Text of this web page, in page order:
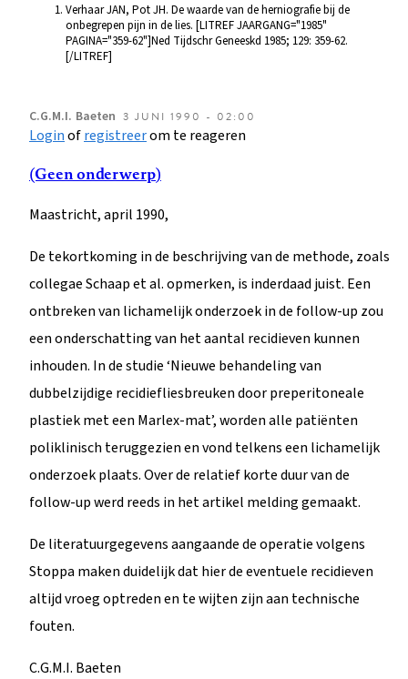
Verhaar JAN, Pot JH. De waarde van de herniografie bij de
onbegrepen pijn in de lies. [LITREF JAARGANG="1985"
PAGINA="359-62"]Ned Tijdschr Geneeskd 1985; 129: 359-62.
[/LITREF]
C.G.M.I. Baeten 3 JUNI 1990 - 02:00
Loginofregistreerom te reageren
(Geen onderwerp)
Maastricht, april 1990,
De tekortkoming in de beschrijving van de methode, zoals
collegae Schaap et al. opmerken, is inderdaad juist. Een
ontbreken van lichamelijk onderzoek in de follow-up zou
een onderschatting van het aantal recidieven kunnen
inhouden. In de studie ‘Nieuwe behandeling van
dubbelzijdige recidiefliesbreuken door preperitoneale
plastiek met een Marlex-mat’, worden alle patiënten
poliklinisch teruggezien en vond telkens een lichamelijk
onderzoek plaats. Over de relatief korte duur van de
follow-up werd reeds in het artikel melding gemaakt.
De literatuurgegevens aangaande de operatie volgens
Stoppa maken duidelijk dat hier de eventuele recidieven
altijd vroeg optreden en te wijten zijn aan technische
fouten.
C.G.M.I. Baeten